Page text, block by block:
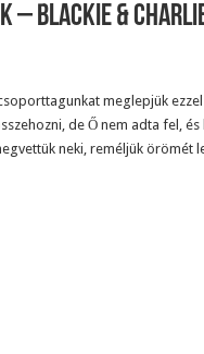
– Blackie &
meglepjük
de Ő nem adta fel,
neki, reméljük örömét